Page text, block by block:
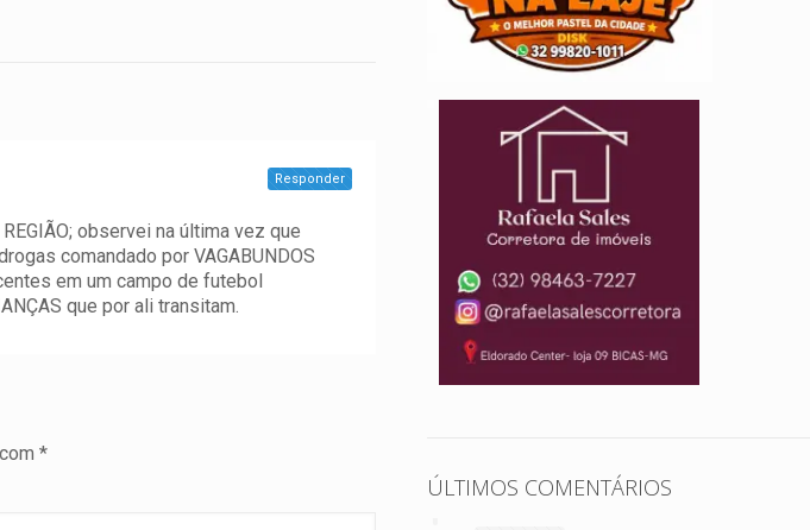
observei na última vez que
comandado por VAGABUNDOS
em um campo de futebol
que por ali transitam.
Responder
*
ÚLTIMOS COMENTÁRIOS